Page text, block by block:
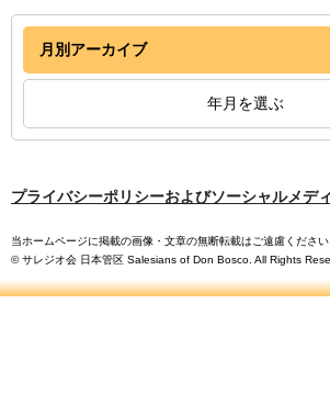
月別アーカイブ
年月を選ぶ
プライバシーポリシーおよびソーシャルメデ
当ホームページに掲載の画像・文章の無断転載はご遠慮ください
© サレジオ会 日本管区 Salesians of Don Bosco. All Rights